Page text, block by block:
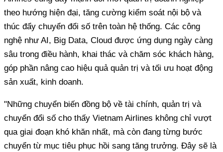
theo hướng hiện đại, tăng cường kiểm soát nội bộ và
thúc đẩy chuyển đổi số trên toàn hệ thống. Các công
nghệ như AI, Big Data, Cloud được ứng dụng ngày càng
sâu trong điều hành, khai thác và chăm sóc khách hàng,
góp phần nâng cao hiệu quả quản trị và tối ưu hoạt động
sản xuất, kinh doanh.
"Những chuyển biến đồng bộ về tài chính, quản trị và
chuyển đổi số cho thấy Vietnam Airlines không chỉ vượt
qua giai đoạn khó khăn nhất, mà còn đang từng bước
chuyển từ mục tiêu phục hồi sang tăng trưởng. Đây sẽ là